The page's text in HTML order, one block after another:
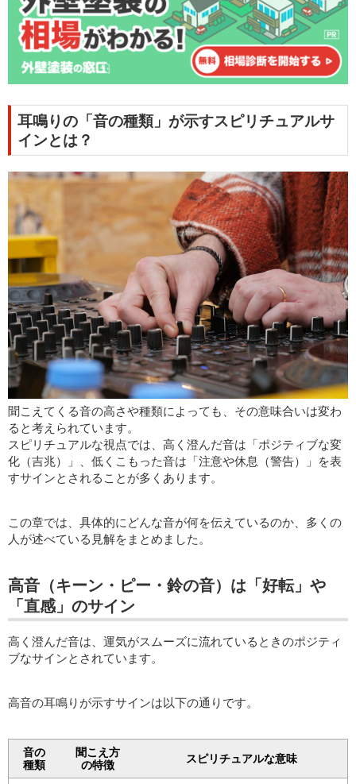
耳鳴りの「音の種類」が示すスピリチュアルサ
インとは？
聞こえてくる音の高さや種類によっても、その意味合いは変わ
ると考えられています。
スピリチュアルな視点では、高く澄んだ音は「ポジティブな変
化（吉兆）」、低くこもった音は「注意や休息（警告）」を表
すサインとされることが多くあります。
この章では、具体的にどんな音が何を伝えているのか、多くの
人が述べている見解をまとめました。
高音（キーン・ピー・鈴の音）は「好転」や
「直感」のサイン
高く澄んだ音は、運気がスムーズに流れているときのポジティ
ブなサインとされています。
高音の耳鳴りが示すサインは以下の通りです。
音の
種類
聞こえ方
の特徴
スピリチュアルな意味